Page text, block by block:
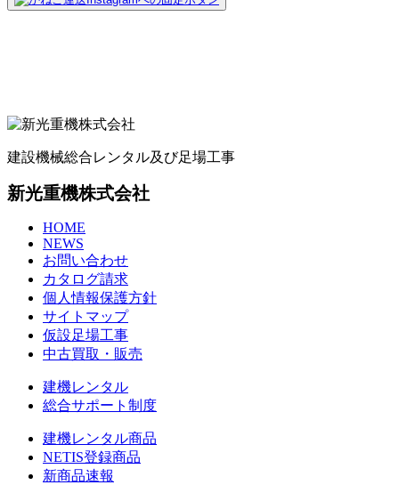
建設機械総合レンタル及び足場工事
新光重機株式会社
HOME
NEWS
お問い合わせ
カタログ請求
個人情報保護方針
サイトマップ
仮設足場工事
中古買取・販売
建機レンタル
総合サポート制度
建機レンタル商品
NETIS登録商品
新商品速報